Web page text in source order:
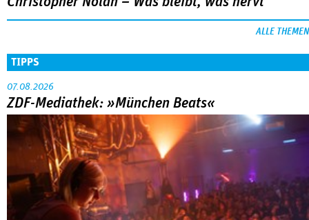
ALLE THEMEN
TIPPS
07.08.2026
ZDF-Mediathek: »München Beats«